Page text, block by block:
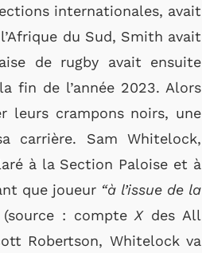
internationales, avait
du Sud, Smith avait
de rugby avait ensuite
fin de l’année 2023. Alors
leurs crampons noirs, une
carrière. Sam Whitelock,
à la Section Paloise et à
que joueur “à l’issue de la
(source : compteXdes All
Robertson, Whitelock va